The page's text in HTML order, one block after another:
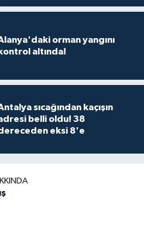
orman yangını
kontrol altında!
sıcağından kaçışın
belli oldu! 38
eksi 8'e